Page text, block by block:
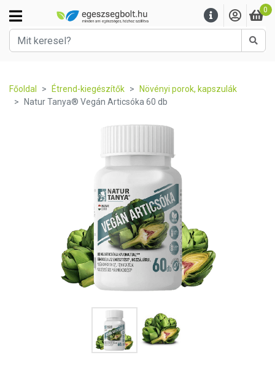
0
Főoldal Étrend-kiegészítők
Növényi porok, kapszulák
Natur Tanya® Vegán Articsóka 60 db